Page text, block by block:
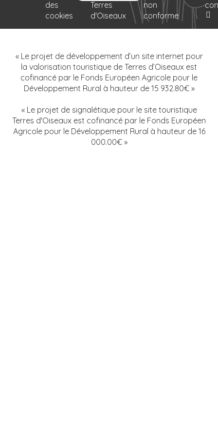
des
cookies
Terres
d'Oiseaux
non
conforme
« Le projet de développement d’un site internet pour
la valorisation touristique de Terres d’Oiseaux est
cofinancé par le Fonds Européen Agricole pour le
Développement Rural à hauteur de 15 932.80€ »
« Le projet de signalétique pour le site touristique
Terres d'Oiseaux est cofinancé par le Fonds Européen
Agricole pour le Développement Rural à hauteur de 16
000.00€ »